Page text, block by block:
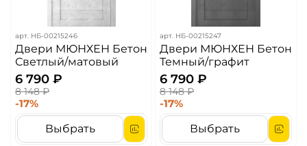
арт. НБ-00215246
Двери МЮНХЕН Бетон
Светлый/матовый
6 790 ₽
8 148 ₽
-17%
Выбрать
арт. НБ-00215247
Двери МЮНХЕН Бетон
Темный/графит
6 790 ₽
8 148 ₽
-17%
Выбрать